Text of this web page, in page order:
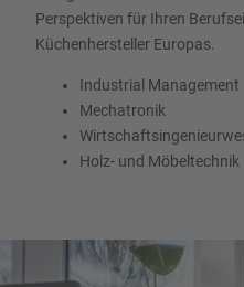
Perspektiven für Ihren
Küchenhersteller Europas.
Industrial Management
Mechatronik
Holz- und Möbeltechnik